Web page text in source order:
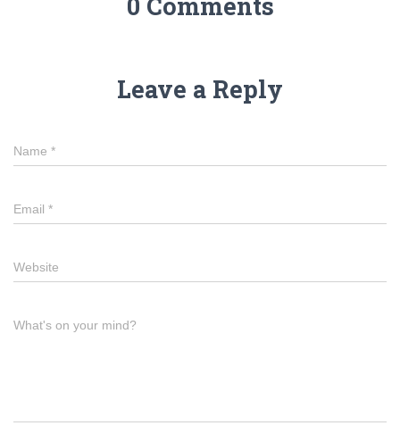
Leave a Reply
Name *
Email *
Website
What's on your mind?